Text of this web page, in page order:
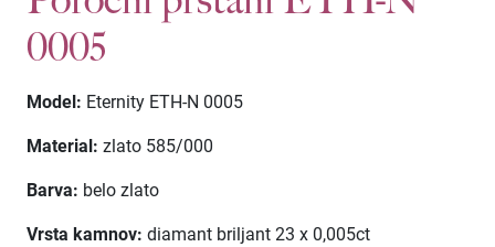
0005
Model: Eternity ETH-N 0005
Material: zlato 585/000
Barva: belo zlato
Vrsta kamnov: diamant briljant23 x 0,005ct